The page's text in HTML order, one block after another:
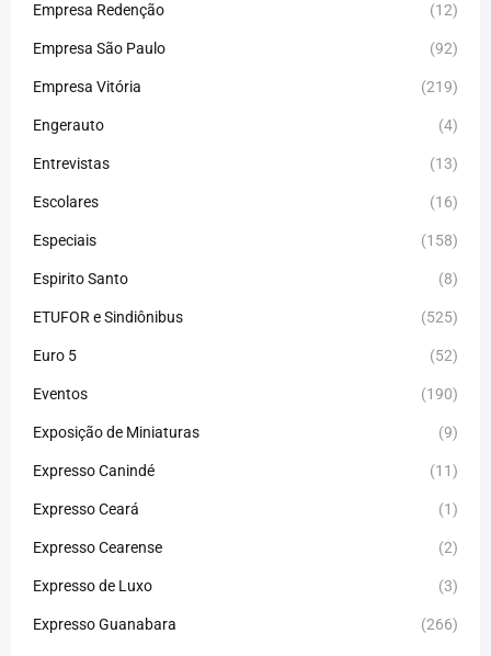
Empresa Redenção (12)
Empresa São Paulo (92)
Empresa Vitória (219)
Engerauto (4)
Entrevistas (13)
Escolares (16)
Especiais (158)
Espirito Santo (8)
ETUFOR e Sindiônibus (525)
Euro 5 (52)
Eventos (190)
Exposição de Miniaturas (9)
Expresso Canindé (11)
Expresso Ceará (1)
Expresso Cearense (2)
Expresso de Luxo (3)
Expresso Guanabara (266)